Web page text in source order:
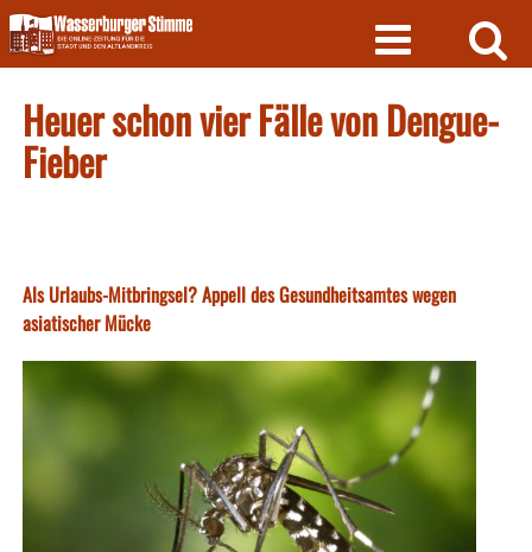
Skip
to
content
Heuer schon vier Fälle von Dengue-
Fieber
Als Urlaubs-Mitbringsel? Appell des Gesundheitsamtes wegen
asiatischer Mücke